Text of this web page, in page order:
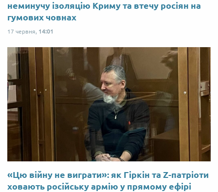
неминучу ізоляцію Криму та втечу росіян на
гумових човнах
17 червня, 14:01
«Цю війну не виграти»: як Гіркін та Z-патріоти
ховають російську армію у прямому ефірі